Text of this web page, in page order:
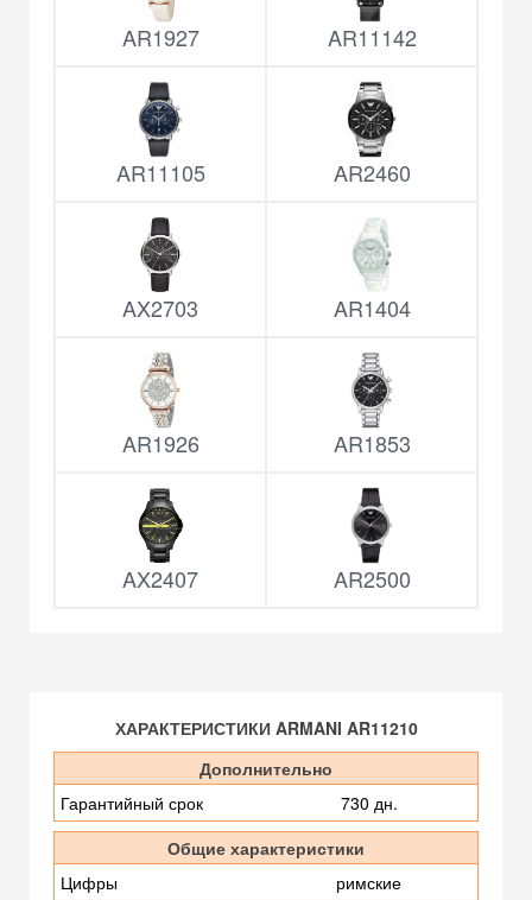
AR1927 AR11142
AR11105 AR2460
AX2703 AR1404
AR1926 AR1853
AX2407 AR2500
ХАРАКТЕРИСТИКИ ARMANI AR11210
Дополнительно
Гарантийный срок
730 дн.
Общие характеристики
Цифры
римские